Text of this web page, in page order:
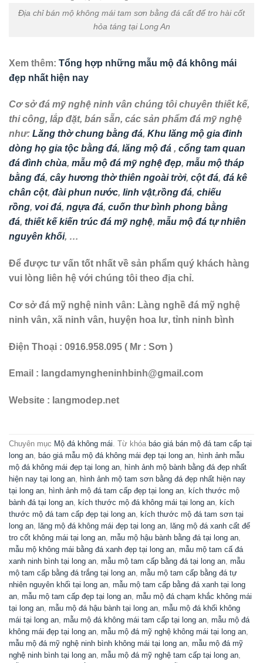
Địa chỉ bán mộ không mái tam sơn bằng đá cất để tro hài cốt
hỏa táng tại Long An
Xem thêm: Tổng hợp những mẫu mộ đá không mái
đẹp nhất hiện nay
Cơ sở đá mỹ nghệ ninh vân chúng tôi chuyên thiết kế,
thi công, lắp đặt, bán sẵn, các sản phẩm đá mỹ nghệ
như: Lăng thờ chung bằng đá, Khu lăng mộ gia đinh
dòng họ gia tộc bằng đá, lăng mộ đá , cổng tam quan
đá đình chùa, mẫu mộ đá mỹ nghệ đẹp, mẫu mộ tháp
bằng đá, cây hương thờ thiên ngoài trời, cột đá, đá kê
chân cột, đài phun nước, linh vật,rồng đá, chiếu
rồng, voi đá, ngựa đá, cuốn thư bình phong bằng
đá, thiết kế kiến trúc đá mỹ nghệ, mẫu mộ đá tự nhiên
nguyên khối, …
Để được tư vấn tốt nhất về sản phẩm quý khách hàng
vui lòng liên hệ với chúng tôi theo địa chỉ.
Cơ sở đá mỹ nghệ ninh vân: Làng nghề đá mỹ nghệ
ninh vân, xã ninh vân, huyện hoa lư, tỉnh ninh bình
Điện Thoại : 0916.958.095 ( Mr : Sơn )
Email : langdamyngheninhbinh@gmail.com
Website : langmodep.net
Chuyên mục Mộ đá không mái. Từ khóa báo giá bán mộ đá tam cấp tại
long an, báo giá mẫu mộ đá không mái đẹp tại long an, hình ảnh mẫu
mộ đá không mái đẹp tại long an, hình ảnh mộ bành bằng đá đẹp nhất
hiện nay tại long an, hình ảnh mộ tam sơn bằng đá đẹp nhất hiện nay
tại long an, hình ảnh mộ đá tam cấp đẹp tại long an, kích thước mộ
bành đá tại long an, kích thước mộ đá không mái tại long an, kích
thước mộ đá tam cấp đẹp tại long an, kích thước mộ đá tam sơn tại
long an, lăng mộ đá không mái đẹp tại long an, lăng mộ đá xanh cất để
tro cốt không mái tại long an, mẫu mộ hậu bành bằng đá tại long an,
mẫu mộ không mái bằng đá xanh đẹp tại long an, mẫu mộ tam cấ đá
xanh ninh bình tại long an, mẫu mộ tam cấp bằng đá tại long an, mẫu
mộ tam cấp bằng đá trắng tại long an, mẫu mộ tam cấp bằng đá tự
nhiên nguyên khối tại long an, mẫu mộ tam cấp bằng đá xanh tại long
an, mẫu mộ tam cấp đẹp tại long an, mẫu mộ đá chạm khắc không mái
tại long an, mẫu mộ đá hậu bành tại long an, mẫu mộ đá khối không
mái tại long an, mẫu mộ đá không mái tam cấp tại long an, mẫu mộ đá
không mái đẹp tại long an, mẫu mộ đá mỹ nghệ không mái tại long an,
mẫu mộ đá mỹ nghệ ninh bình không mái tại long an, mẫu mộ đá mỹ
nghệ ninh bình tại long an, mẫu mộ đá mỹ nghệ tam cấp tại long an,